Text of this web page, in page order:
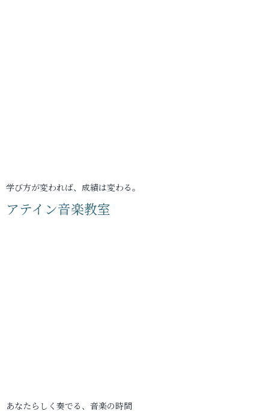
学び方が変われば、成績は変わる。
アテイン音楽教室
あなたらしく奏でる、音楽の時間